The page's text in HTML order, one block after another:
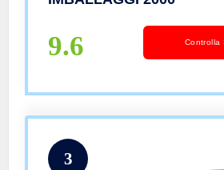
9.6 Controlla
3